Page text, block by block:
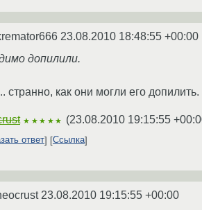
23.08.2010 18:48:55 +00:00
допилили.
странно, как они могли его допилить.
★★★★★ (23.08.2010 19:15:55
ответ Ссылка
23.08.2010 19:15:55 +00:00